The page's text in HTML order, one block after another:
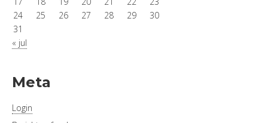
24
25 26 27 28 29
30
31
« jul
Meta
Login